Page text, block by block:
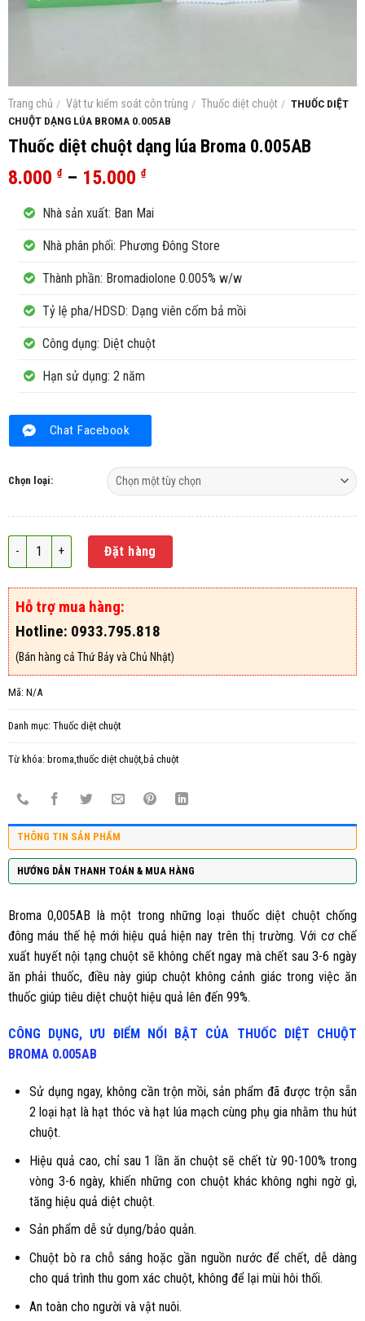
Trang chủ / Vật tư kiểm soát côn trùng / Thuốc diệt chuột / THUỐC DIỆT
CHUỘT DẠNG LÚA BROMA 0.005AB
Thuốc diệt chuột dạng lúa Broma 0.005AB
8.000 ₫ – 15.000 ₫
Nhà sản xuất: Ban Mai
Nhà phân phối: Phương Đông Store
Thành phần: Bromadiolone 0.005% w/w
Tỷ lệ pha/HDSD: Dạng viên cốm bả mồi
Công dụng: Diệt chuột
Hạn sử dụng: 2 năm
Chat Facebook
Chọn loại:
Thuốc diệt chuột dạng lúa Broma 0.005AB số lượng
Đặt hàng
Hỗ trợ mua hàng:
Hotline: 0933.795.818
(Bán hàng cả Thứ Bảy và Chủ Nhật)
Mã: N/A
Danh mục: Thuốc diệt chuột
Từ khóa: broma,thuốc diệt chuột,bả chuột
THÔNG TIN SẢN PHẨM
HƯỚNG DẪN THANH TOÁN & MUA HÀNG
Broma 0,005AB là một trong những loại thuốc diệt chuột chống
đông máu thế hệ mới hiệu quả hiện nay trên thị trường. Với cơ chế
xuất huyết nội tạng chuột sẽ không chết ngay mà chết sau 3-6 ngày
ăn phải thuốc, điều này giúp chuột không cảnh giác trong việc ăn
thuốc giúp tiêu diệt chuột hiệu quả lên đến 99%.
CÔNG DỤNG, ƯU ĐIỂM NỔI BẬT CỦA THUỐC DIỆT CHUỘT
BROMA 0.005AB
Sử dụng ngay, không cần trộn mồi, sản phẩm đã được trộn sẵn
2 loại hạt là hạt thóc và hạt lúa mạch cùng phụ gia nhằm thu hút
chuột.
Hiệu quả cao, chỉ sau 1 lần ăn chuột sẽ chết từ 90-100% trong
vòng 3-6 ngày, khiến những con chuột khác không nghi ngờ gì,
tăng hiệu quả diệt chuột.
Sản phẩm dễ sử dụng/bảo quản.
Chuột bò ra chỗ sáng hoặc gần nguồn nước để chết, dễ dàng
cho quá trình thu gom xác chuột, không để lại mùi hôi thối.
An toàn cho người và vật nuôi.